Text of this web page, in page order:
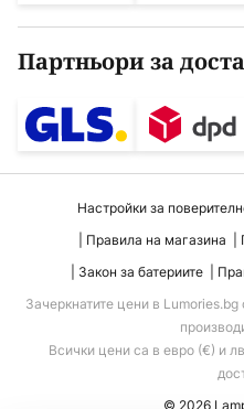
Партньори за
Настройки за
Правила на магазина
Закон за батериите
Зачеркнатите цени в
Всички цени са в евро (€) и
© 2026